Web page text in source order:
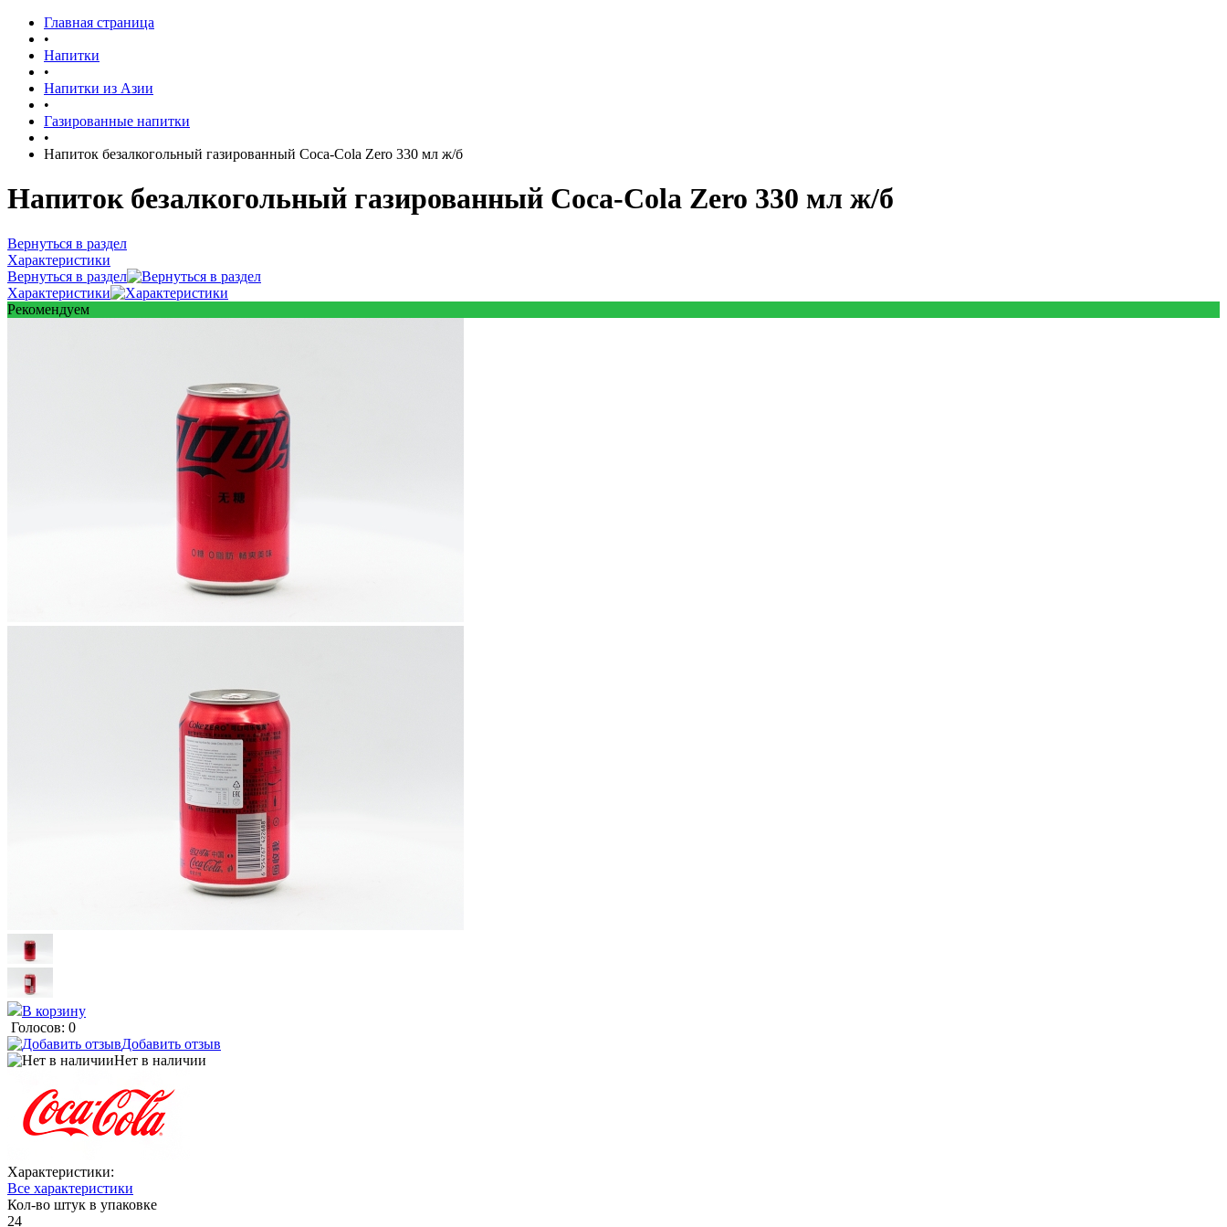
Главная страница
•
Напитки
•
Напитки из Азии
•
Газированные напитки
•
Напиток безалкогольный газированный Coca-Cola Zero 330 мл ж/б
Напиток безалкогольный газированный Coca-Cola Zero 330 мл ж/б
Вернуться в раздел
Характеристики
Вернуться в раздел
Характеристики
Рекомендуем
В корзину
Голосов: 0
Добавить отзыв
Нет в наличии
Характеристики:
Все характеристики
Кол-во штук в упаковке
24